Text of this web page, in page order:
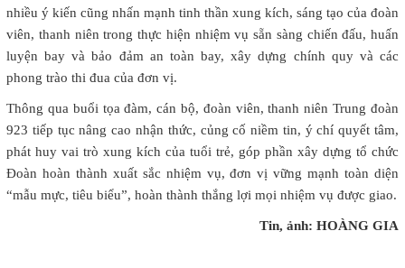
nhiều ý kiến cũng nhấn mạnh tinh thần xung kích, sáng tạo của đoàn
viên, thanh niên trong thực hiện nhiệm vụ sẵn sàng chiến đấu, huấn
luyện bay và bảo đảm an toàn bay, xây dựng chính quy và các
phong trào thi đua của đơn vị.
Thông qua buổi tọa đàm, cán bộ, đoàn viên, thanh niên Trung đoàn
923 tiếp tục nâng cao nhận thức, củng cố niềm tin, ý chí quyết tâm,
phát huy vai trò xung kích của tuổi trẻ, góp phần xây dựng tổ chức
Đoàn hoàn thành xuất sắc nhiệm vụ, đơn vị vững mạnh toàn diện
“mẫu mực, tiêu biểu”, hoàn thành thắng lợi mọi nhiệm vụ được giao.
Tin, ảnh: HOÀNG GIA